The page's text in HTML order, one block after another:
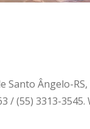
Santo Ângelo-
/ (55) 3313-3545.